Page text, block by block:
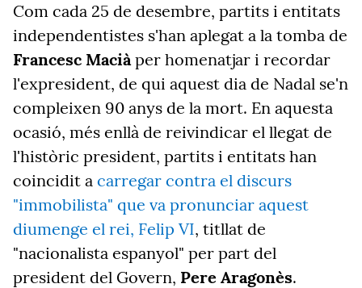
Com cada 25 de desembre, partits i entitats
independentistes s'han aplegat a la tomba de
Francesc Maciàper homenatjar i recordar
l'expresident, de qui aquest dia de Nadal se'n
compleixen 90 anys de la mort. En aquesta
ocasió, més enllà de reivindicar el llegat de
l'històric president, partits i entitats han
coincidit a carregar contra el discurs
"immobilista" que va pronunciar aquest
diumenge el rei, Felip VI, titllat de
"nacionalista espanyol" per part del
president del Govern, Pere Aragonès.